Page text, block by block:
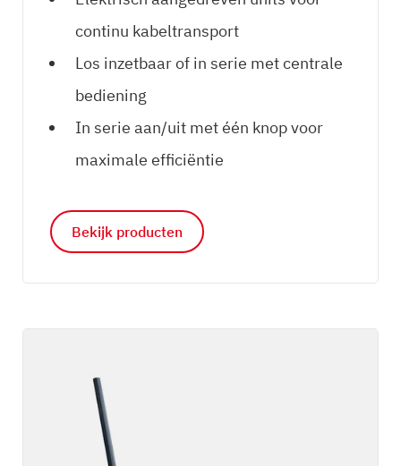
continu kabeltransport
Los inzetbaar of in serie met centrale
bediening
In serie aan/uit met één knop voor
maximale efficiëntie
Bekijk producten